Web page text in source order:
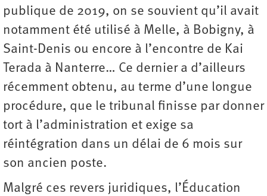
publique de 2019, on se souvient qu’il avait
notamment été utilisé à Melle, à Bobigny, à
Saint-Denis ou encore à l’encontre de Kai
Terada à Nanterre… Ce dernier a d’ailleurs
récemment obtenu, au terme d’une longue
procédure, que le tribunal finisse par donner
tort à l’administration et exige sa
réintégration dans un délai de 6 mois sur
son ancien poste.
Malgré ces revers juridiques, l’Éducation